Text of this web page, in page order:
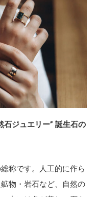
石ジュエリー” 誕生石の
称です。人工的に作ら
物・岩石など、自然の